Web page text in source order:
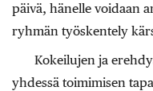
päivä, hänelle voidaan
ryhmän työskentely
Kokeilujen ja
yhdessä toimimisen